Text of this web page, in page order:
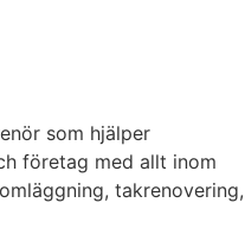
som hjälper
företag med allt inom
takrenovering,